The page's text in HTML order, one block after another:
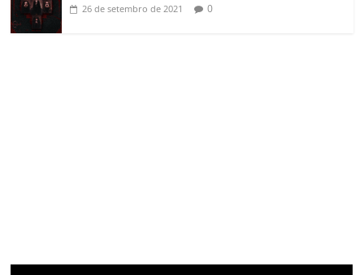
26 de setembro de 2021 0